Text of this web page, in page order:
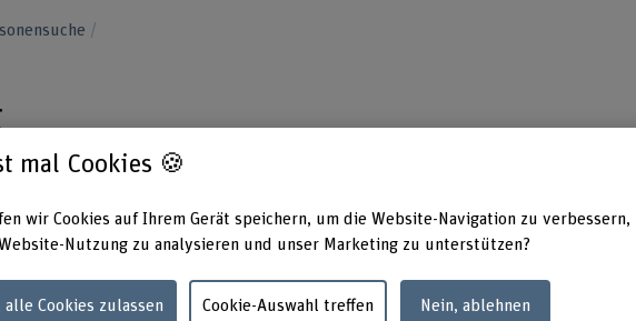
Kontakt
Adresse
Berner
mal Cookies 🍪
wir Cookies auf Ihrem Gerät speichern, um die Website-Navigation zu verbessern,
Nutzung zu analysieren und unser Marketing zu unterstützen?
alle Cookies zulassen Cookie-Auswahl treffen Nein, ablehnen